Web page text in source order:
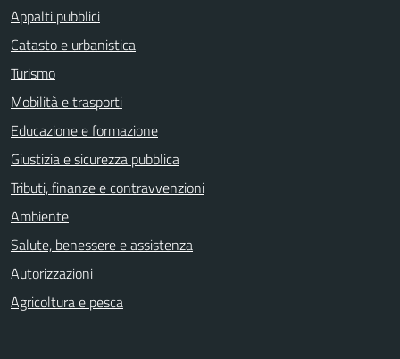
Appalti pubblici
Catasto e urbanistica
Turismo
Mobilità e trasporti
Educazione e formazione
Giustizia e sicurezza pubblica
Tributi, finanze e contravvenzioni
Ambiente
Salute, benessere e assistenza
Autorizzazioni
Agricoltura e pesca